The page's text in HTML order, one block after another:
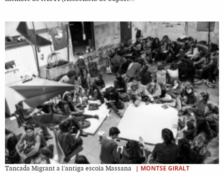
Tancada Migrant a l'antiga escola Massana | MONTSE GIRALT